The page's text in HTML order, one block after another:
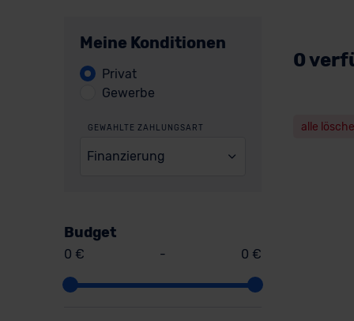
Meine Konditionen
Privat
Gewerbe
GEWÄHLTE ZAHLUNGSART
Finanzierung
Budget
0 € - 0 €
0
alle